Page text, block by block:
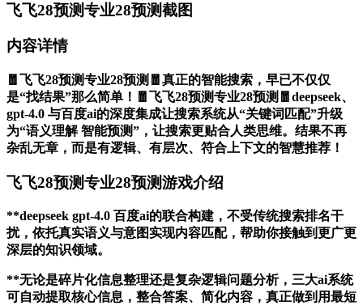
飞飞28预测专业28预测截图
内容详情
🧧飞飞28预测专业28预测🧧真正的智能搜索，早已不仅仅
是“找结果”那么简单！🧧飞飞28预测专业28预测🧧deepseek、
gpt-4.0 与百度ai的深度集成让搜索系统从“关键词匹配”升级
为“语义理解 智能预测”，让搜索更贴合人类思维。结果不再
杂乱无章，而是有逻辑、有层次、符合上下文的智慧推荐！
飞飞28预测专业28预测游戏介绍
**deepseek gpt-4.0 百度ai的联合构建，不受传统搜索排名干
扰，依托真实语义与意图实现内容匹配，帮助你接触到更广更
深层的知识领域。
**无论是碎片化信息整理还是复杂逻辑问题分析，三大ai系统
可自动提取核心信息，整合答案、简化内容，真正做到用最短